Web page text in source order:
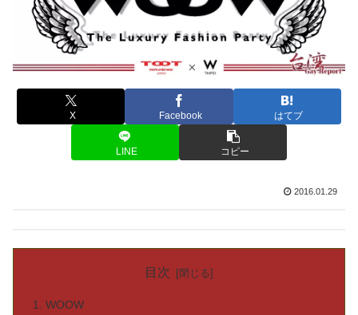
X Facebook はてブ
LINE コピー
2016.01.29
目次
WOOW